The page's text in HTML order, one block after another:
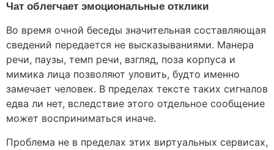
Чат облегчает эмоциональные отклики
Во время очной беседы значительная составляющая
сведений передается не высказываниями. Манера
речи, паузы, темп речи, взгляд, поза корпуса и
мимика лица позволяют уловить, будто именно
замечает человек. В пределах тексте таких сигналов
едва ли нет, вследствие этого отдельное сообщение
может восприниматься иначе.
Проблема не в пределах этих виртуальных сервисах,